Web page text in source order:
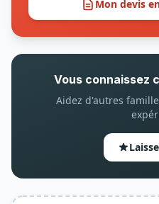
Mon devis
Vous connaissez
Aidez d'autres